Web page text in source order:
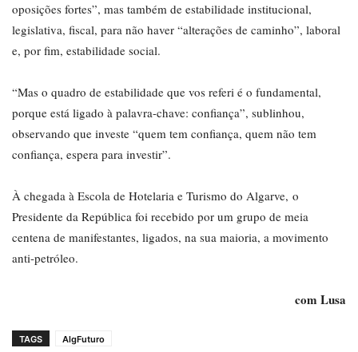
oposições fortes”, mas também de estabilidade institucional,
legislativa, fiscal, para não haver “alterações de caminho”, laboral
e, por fim, estabilidade social.
“Mas o quadro de estabilidade que vos referi é o fundamental,
porque está ligado à palavra-chave: confiança”, sublinhou,
observando que investe “quem tem confiança, quem não tem
confiança, espera para investir”.
À chegada à Escola de Hotelaria e Turismo do Algarve, o
Presidente da República foi recebido por um grupo de meia
centena de manifestantes, ligados, na sua maioria, a movimento
anti-petróleo.
com Lusa
TAGS AlgFuturo